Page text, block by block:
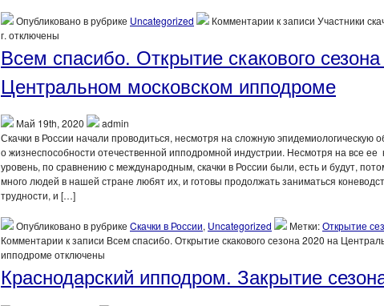
Опубликовано в рубрике Uncategorized Комментарии к записи Участники
г. отключены
Всем спасибо. Открытие скакового
Центральном московском ипподроме
Май 19th, 2020
admin
Скачки в России начали проводиться, несмотря на сложную эпидемиологическую
о жизнеспособности отечественной ипподромной индустрии. Несмотря на все ее
уровень, по сравнению с международным, скачки в России были, есть и будут,
много людей в нашей стране любят их, и готовы продолжать заниматься
трудности, и […]
Опубликовано в рубрике Cкачки в России, Uncategorized Метки:Открытие
Комментарии к записи Всем спасибо. Открытие скакового сезона 2020 на
ипподроме отключены
Краснодарский ипподром. Закрытие